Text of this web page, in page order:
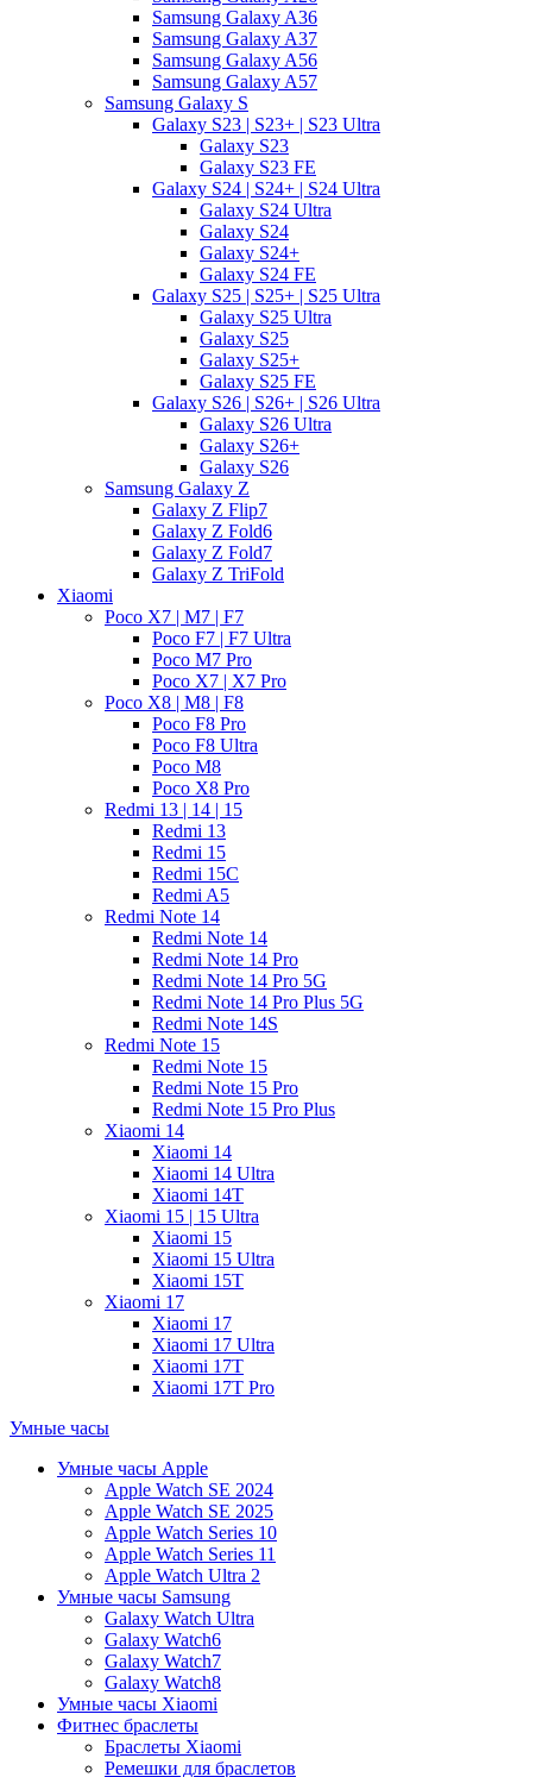
Samsung Galaxy A36
Samsung Galaxy A37
Samsung Galaxy A56
Samsung Galaxy A57
Samsung Galaxy S
Galaxy S23 | S23+ | S23 Ultra
Galaxy S23
Galaxy S23 FE
Galaxy S24 | S24+ | S24 Ultra
Galaxy S24 Ultra
Galaxy S24
Galaxy S24+
Galaxy S24 FE
Galaxy S25 | S25+ | S25 Ultra
Galaxy S25 Ultra
Galaxy S25
Galaxy S25+
Galaxy S25 FE
Galaxy S26 | S26+ | S26 Ultra
Galaxy S26 Ultra
Galaxy S26+
Galaxy S26
Samsung Galaxy Z
Galaxy Z Flip7
Galaxy Z Fold6
Galaxy Z Fold7
Galaxy Z TriFold
Xiaomi
Poco X7 | M7 | F7
Poco F7 | F7 Ultra
Poco M7 Pro
Poco X7 | X7 Pro
Poco X8 | M8 | F8
Poco F8 Pro
Poco F8 Ultra
Poco M8
Poco X8 Pro
Redmi 13 | 14 | 15
Redmi 13
Redmi 15
Redmi 15C
Redmi A5
Redmi Note 14
Redmi Note 14
Redmi Note 14 Pro
Redmi Note 14 Pro 5G
Redmi Note 14 Pro Plus 5G
Redmi Note 14S
Redmi Note 15
Redmi Note 15
Redmi Note 15 Pro
Redmi Note 15 Pro Plus
Xiaomi 14
Xiaomi 14
Xiaomi 14 Ultra
Xiaomi 14T
Xiaomi 15 | 15 Ultra
Xiaomi 15
Xiaomi 15 Ultra
Xiaomi 15T
Xiaomi 17
Xiaomi 17
Xiaomi 17 Ultra
Xiaomi 17T
Xiaomi 17T Pro
Умные часы
Умные часы Apple
Apple Watch SE 2024
Apple Watch SE 2025
Apple Watch Series 10
Apple Watch Series 11
Apple Watch Ultra 2
Умные часы Samsung
Galaxy Watch Ultra
Galaxy Watch6
Galaxy Watch7
Galaxy Watch8
Умные часы Xiaomi
Фитнес браслеты
Браслеты Xiaomi
Ремешки для браслетов